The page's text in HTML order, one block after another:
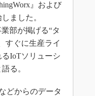
』および
ました。
部が掲げる“タ
すぐに生産ライ
IoTソリューシ
る。
どからのデータ